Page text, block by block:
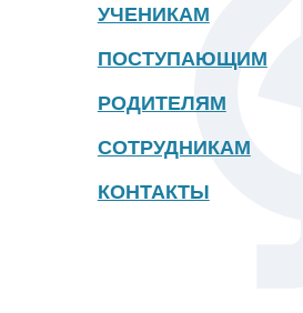
УЧЕНИКАМ
ПОСТУПАЮЩИМ
РОДИТЕЛЯМ
СОТРУДНИКАМ
КОНТАКТЫ